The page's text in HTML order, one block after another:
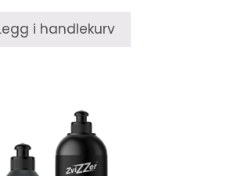
i handlekurv